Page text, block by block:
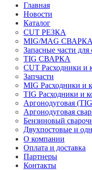
Главная
Новости
Каталог
CUT РЕЗКА
MIG/MAG СВАРКА
Запасные части для
TIG СВАРКА
CUT Расходники и
Запчасти
MIG Расходники и
TIG Расходники и
Аргонодуговая
Аргонодуговая
Бензиновый
Двухпостовые и
О компании
Оплата и доставка
Партнеры
Контакты